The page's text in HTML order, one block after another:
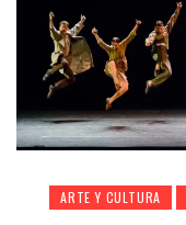
ARTE Y CULTURA